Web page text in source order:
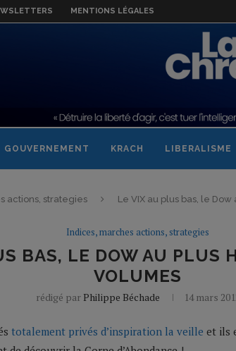
MENTIONS LÉGALES
GOUVERNEMENT KRACH LIBERALISME
actions, strategies Le VIX au plus bas, le
Indices, marches actions, strategies
BAS, LE DOW AU PLUS
VOLUMES
rédigé par Philippe Béchade 14 mars
totalement privés d’inspiration la veille et ils